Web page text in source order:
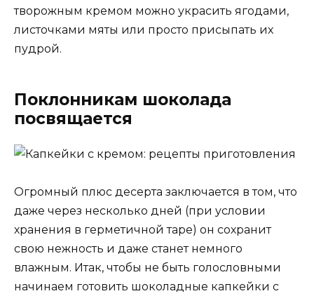
творожным кремом можно украсить ягодами,
листочками мяты или просто присыпать их
пудрой.
Поклонникам шоколада
посвящается
Огромный плюс десерта заключается в том, что
даже через несколько дней (при условии
хранения в герметичной таре) он сохранит
свою нежность и даже станет немного
влажным. Итак, чтобы не быть голословными
начинаем готовить шоколадные капкейки с